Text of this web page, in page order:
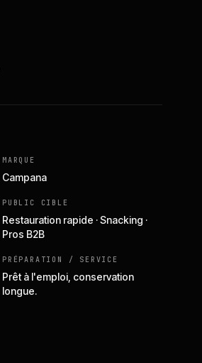
MARQUE
Campana
PUBLIC CIBLE
Restauration rapide · Snacking ·
Pros B2B
PRÉPARATION / SERVICE
Prêt à l'emploi, conservation
longue.